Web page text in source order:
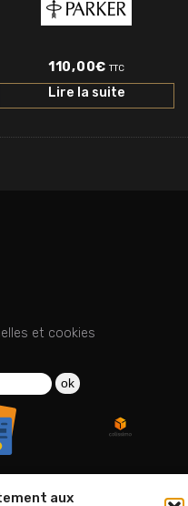
aux
110,00€ TTC
Lire la suite
et cookies
ok